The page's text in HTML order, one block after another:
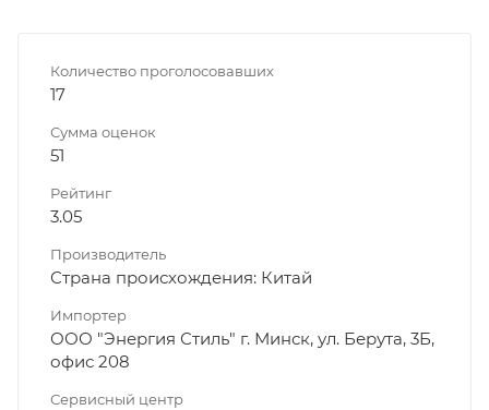
Количество проголосовавших
17
Сумма оценок
51
Рейтинг
3.05
Производитель
Страна происхождения: Китай
Импортер
ООО "Энергия Стиль" г. Минск, ул. Берута, 3Б,
офис 208
Сервисный центр